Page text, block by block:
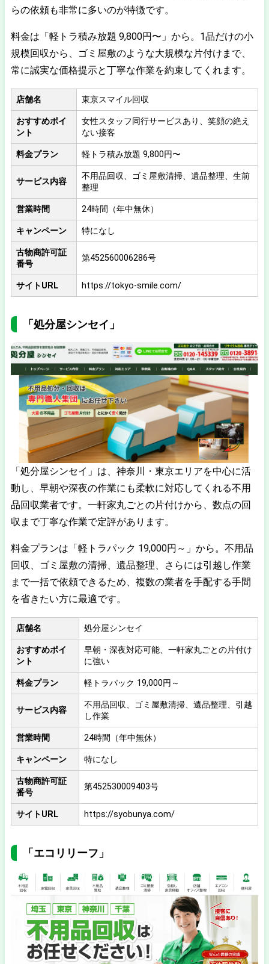
らの依頼も非常に多いのが特徴です。
料金は「軽トラ積み放題 9,800円〜」から。1品だけの小
規模回収から、ゴミ屋敷のような大規模な片付けまで、
常に誠実な価格提示と丁寧な作業を約束してくれます。
店舗名 東京スマイル回収
おすすめポイ
ント
女性スタッフ同行サービスあり、笑顔の絶え
ない接客
料金プラン 軽トラ積み放題 9,800円〜
サービス内容
不用品回収、ゴミ屋敷清掃、遺品整理、生前
整理
営業時間 24時間（年中無休）
キャンペーン 特になし
古物商許可証
番号
第452560006286号
サイトURL https://tokyo-smile.com/
「処分屋シンセイ」
「処分屋シンセイ」は、神奈川・東京エリアを中心に活
動し、早朝や深夜の作業にも柔軟に対応してくれる不用
品回収業者です。一軒家丸ごとの片付けから、数点の回
収まで丁寧な作業で定評があります。
料金プランは「軽トラパック 19,000円～」から。不用品
回収、ゴミ屋敷の清掃、遺品整理、さらには引越し作業
まで一括で依頼できるため、複数の業者を手配する手間
を省きたい方に最適です。
店舗名 処分屋シンセイ
おすすめポイ
ント
早朝・深夜対応可能、一軒家丸ごとの片付け
に強い
料金プラン 軽トラパック 19,000円～
サービス内容
不用品回収、ゴミ屋敷清掃、遺品整理、引越
し作業
営業時間 24時間（年中無休）
キャンペーン 特になし
古物商許可証
番号
第452530009403号
サイトURL https://syobunya.com/
「エコリリーフ」